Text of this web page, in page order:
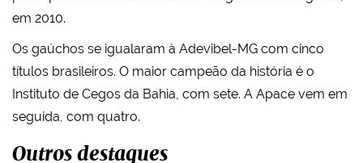
em 2010.
Os gaúchos se igualaram à Adevibel-MG com cinco
títulos brasileiros. O maior campeão da história é o
Instituto de Cegos da Bahia, com sete. A Apace vem em
seguida, com quatro.
Outros destaques